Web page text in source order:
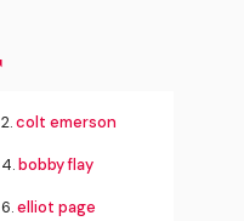
2.colt emerson
4.bobby flay
6.elliot page